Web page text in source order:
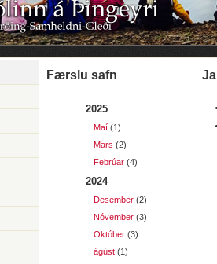
Færslu safn
2025
Maí (1)
Mars (2)
Febrúar (4)
2024
Desember (2)
Nóvember (3)
Október (3)
ágúst (1)